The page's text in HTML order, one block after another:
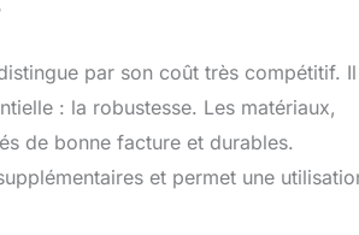
par son coût très compétitif. Il
: la robustesse. Les matériaux,
de bonne facture et durables.
et permet une